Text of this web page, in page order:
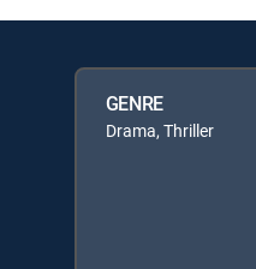
GENRE
Drama, Thriller